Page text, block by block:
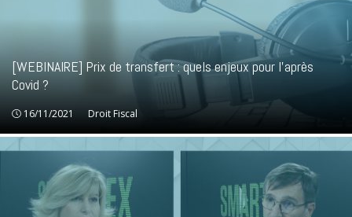
[WEBINAIRE] Prix de transfert : quels enjeux pour l’après
Covid ?
16/11/2021 Droit Fiscal
Droit Fiscal